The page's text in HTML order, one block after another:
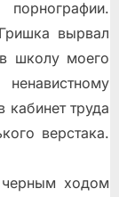
вырвал
школу моего
труда
верстака.
ходом